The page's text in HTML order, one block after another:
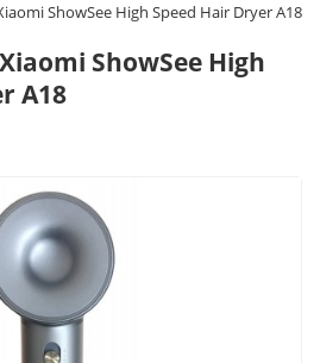
ShowSee High Speed Hair Dryer A18
ShowSee High
A18